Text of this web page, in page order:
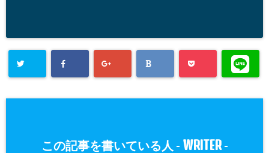
この記事を書いている人 - WRITER-